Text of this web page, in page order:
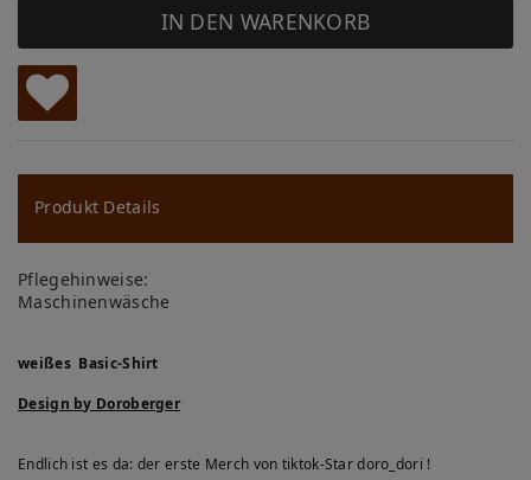
IN DEN WARENKORB
W
u
ns
ch
lis
te
Produkt Details
Pflegehinweise:
Maschinenwäsche
weißes Basic-Shirt
Design by Doroberger
Endlich ist es da: der erste Merch von tiktok-Star doro_dori !